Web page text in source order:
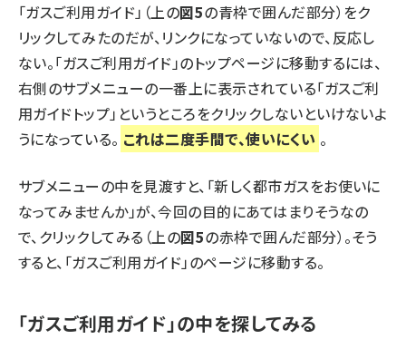
「ガスご利用ガイド」（上の図5の青枠で囲んだ部分）をク
リックしてみたのだが、リンクになっていないので、反応し
ない。「ガスご利用ガイド」のトップページに移動するには、
右側のサブメニューの一番上に表示されている「ガスご利
用ガイドトップ」というところをクリックしないといけないよ
うになっている。 これは二度手間で、使いにくい 。
サブメニューの中を見渡すと、「新しく都市ガスをお使いに
なってみませんか」が、今回の目的にあてはまりそうなの
で、クリックしてみる（上の図5の赤枠で囲んだ部分）。そう
すると、「ガスご利用ガイド」のページに移動する。
「ガスご利用ガイド」の中を探してみる